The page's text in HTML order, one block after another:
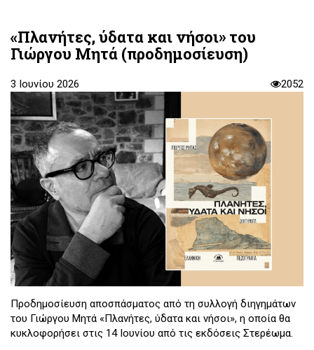
«Πλανήτες, ύδατα και νήσοι» του
Γιώργου Μητά (προδημοσίευση)
3 Ιουνίου 2026 2052
Προδημοσίευση αποσπάσματος από τη συλλογή διηγημάτων
του Γιώργου Μητά «Πλανήτες, ύδατα και νήσοι», η οποία θα
κυκλοφορήσει στις 14 Ιουνίου από τις εκδόσεις Στερέωμα.